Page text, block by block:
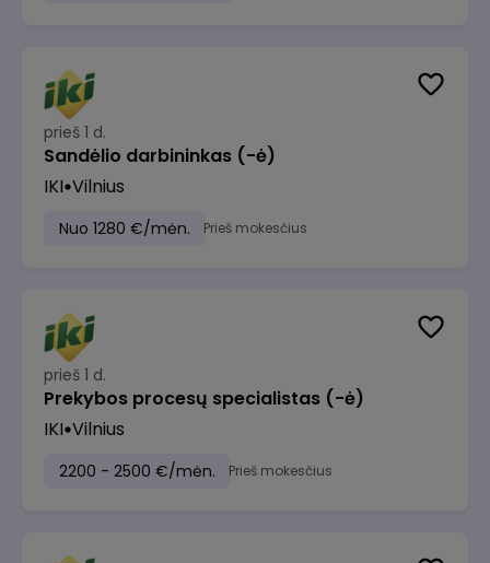
prieš 1 d.
Sandėlio darbininkas (-ė)
IKI Vilnius
Nuo 1280 €/mėn. Prieš mokesčius
prieš 1 d.
Prekybos procesų specialistas (-ė)
IKI Vilnius
2200 - 2500 €/mėn. Prieš mokesčius